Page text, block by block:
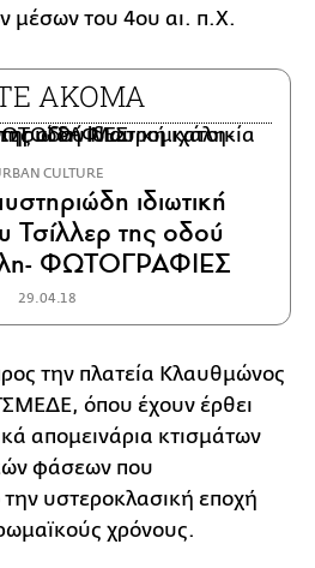
μέσων του 4ου αι. π.Χ.
ΑΚΟΜΑ
CULTURE
ιδιωτική
Τσίλλερ της οδού
ΦΩΤΟΓΡΑΦΙΕΣ
29.04.18
την πλατεία Κλαυθμώνος
όπου έχουν έρθει
απομεινάρια κτισμάτων
φάσεων που
υστεροκλασική εποχή
χρόνους.